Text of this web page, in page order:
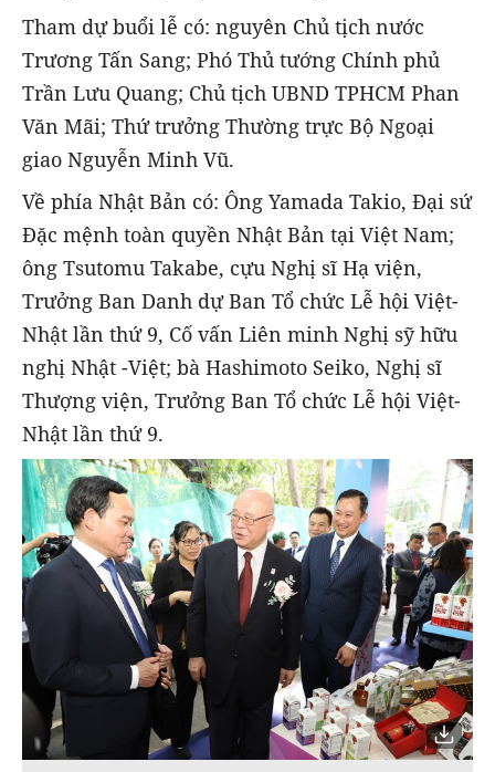
Tham dự buổi lễ có: nguyên Chủ tịch nước
Trương Tấn Sang; Phó Thủ tướng Chính phủ
Trần Lưu Quang; Chủ tịch UBND TPHCM Phan
Văn Mãi; Thứ trưởng Thường trực Bộ Ngoại
giao Nguyễn Minh Vũ.
Về phía Nhật Bản có: Ông Yamada Takio, Đại sứ
Đặc mệnh toàn quyền Nhật Bản tại Việt Nam;
ông Tsutomu Takabe, cựu Nghị sĩ Hạ viện,
Trưởng Ban Danh dự Ban Tổ chức Lễ hội Việt-
Nhật lần thứ 9, Cố vấn Liên minh Nghị sỹ hữu
nghị Nhật -Việt; bà Hashimoto Seiko, Nghị sĩ
Thượng viện, Trưởng Ban Tổ chức Lễ hội Việt-
Nhật lần thứ 9.